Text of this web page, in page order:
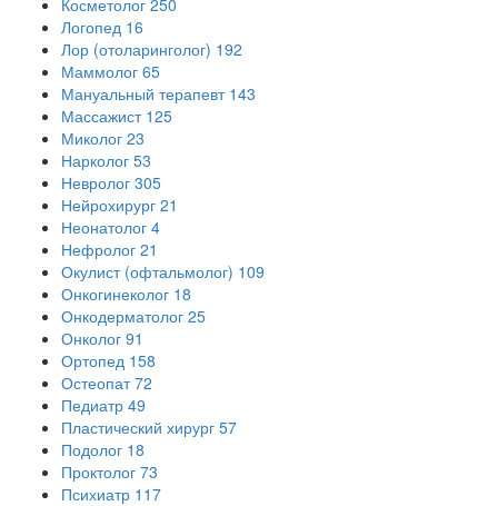
Косметолог 250
Логопед 16
Лор (отоларинголог) 192
Маммолог 65
Мануальный терапевт 143
Массажист 125
Миколог 23
Нарколог 53
Невролог 305
Нейрохирург 21
Неонатолог 4
Нефролог 21
Окулист (офтальмолог) 109
Онкогинеколог 18
Онкодерматолог 25
Онколог 91
Ортопед 158
Остеопат 72
Педиатр 49
Пластический хирург 57
Подолог 18
Проктолог 73
Психиатр 117